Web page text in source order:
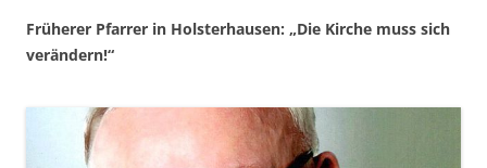
Früherer Pfarrer in Holsterhausen: „Die Kirche muss sich
verändern!“